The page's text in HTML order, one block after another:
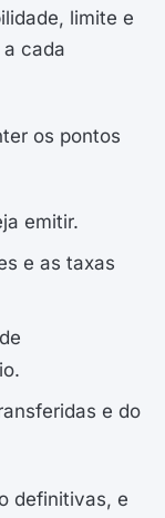
limite e
cada
os pontos
emitir.
e as taxas
e do
definitivas, e